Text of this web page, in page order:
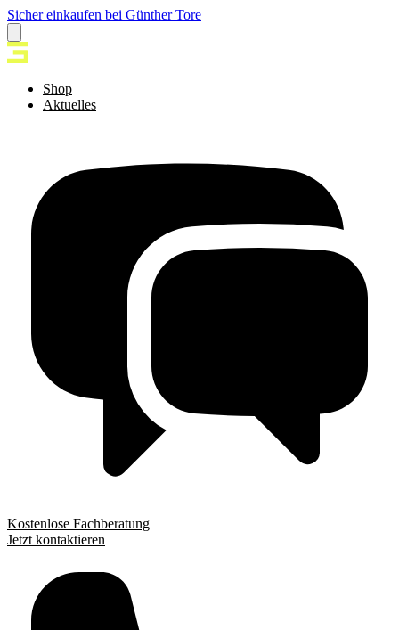
Sicher einkaufen bei Günther Tore
Shop
Aktuelles
Kostenlose Fachberatung
Jetzt kontaktieren